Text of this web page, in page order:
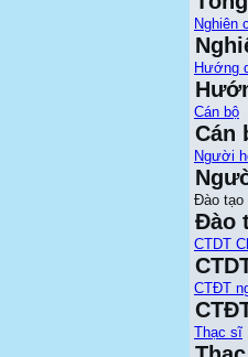
Nghiên
Hướng
Cán bộ
Cán
Người
Đào tạo
Đào
CTDT
CTĐT
Thạc sĩ